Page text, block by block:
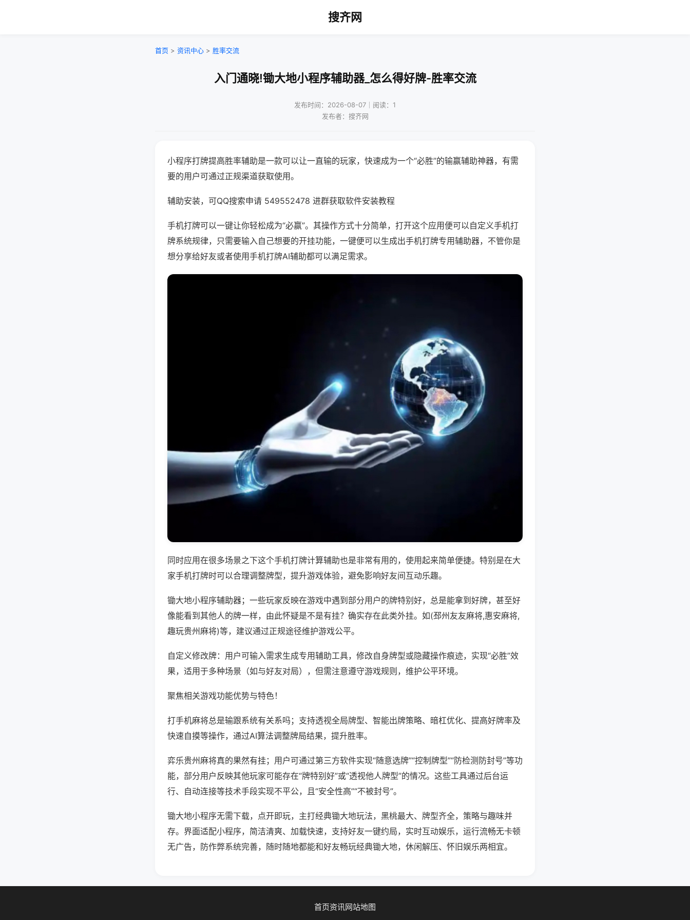
搜齐网
首页 > 资讯中心 > 胜率交流
入门通晓!锄大地小程序辅助器_怎么得好牌-胜率交流
发布时间：2026-08-07｜阅读：1
发布者：搜齐网
小程序打牌提高胜率辅助是一款可以让一直输的玩家，快速成为一个“必胜”的输赢辅助神器，有需
要的用户可通过正规渠道获取使用。
辅助安装，可QQ搜索申请 549552478 进群获取软件安装教程
手机打牌可以一键让你轻松成为“必赢”。其操作方式十分简单，打开这个应用便可以自定义手机打
牌系统规律，只需要输入自己想要的开挂功能，一键便可以生成出手机打牌专用辅助器，不管你是
想分享给好友或者使用手机打牌AI辅助都可以满足需求。
同时应用在很多场景之下这个手机打牌计算辅助也是非常有用的，使用起来简单便捷。特别是在大
家手机打牌时可以合理调整牌型，提升游戏体验，避免影响好友间互动乐趣。
锄大地小程序辅助器；一些玩家反映在游戏中遇到部分用户的牌特别好，总是能拿到好牌，甚至好
像能看到其他人的牌一样，由此怀疑是不是有挂？确实存在此类外挂。如(邳州友友麻将,惠安麻将,
趣玩贵州麻将)等，建议通过正规途径维护游戏公平。
自定义修改牌：用户可输入需求生成专用辅助工具，修改自身牌型或隐藏操作痕迹，实现“必胜”效
果，适用于多种场景（如与好友对局），但需注意遵守游戏规则，维护公平环境。
聚焦相关游戏功能优势与特色！
打手机麻将总是输跟系统有关系吗；支持透视全局牌型、智能出牌策略、暗杠优化、提高好牌率及
快速自摸等操作，通过AI算法调整牌局结果，提升胜率。
弈乐贵州麻将真的果然有挂；用户可通过第三方软件实现“随意选牌”“控制牌型”“防检测防封号”等功
能，部分用户反映其他玩家可能存在“牌特别好”或“透视他人牌型”的情况。这些工具通过后台运
行、自动连接等技术手段实现不平公，且“安全性高”“不被封号”。
锄大地小程序无需下载，点开即玩，主打经典锄大地玩法，黑桃最大、牌型齐全，策略与趣味并
存。界面适配小程序，简洁清爽、加载快速，支持好友一键约局，实时互动娱乐，运行流畅无卡顿
无广告，防作弊系统完善，随时随地都能和好友畅玩经典锄大地，休闲解压、怀旧娱乐两相宜。
首页资讯网站地图